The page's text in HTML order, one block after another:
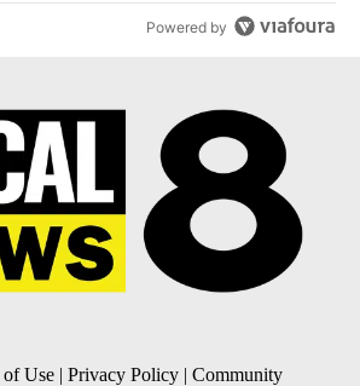
Powered by
of Use | Privacy Policy | Community